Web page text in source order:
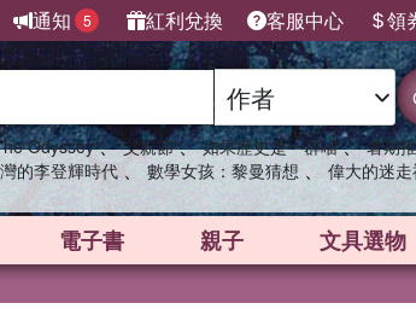
通知 5 紅利兌換 客服中心 領
Odyssey 、 父親節 、 如果歷史是一群喵 、 暑期
的李登輝時代 、 數學女孩：黎曼猜想 、 偉大的迷
電子書 親子 文具選物